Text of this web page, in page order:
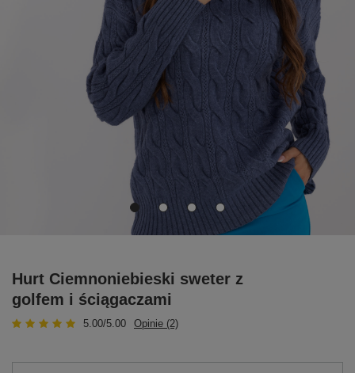
Hurt Ciemnoniebieski sweter z
golfem i ściągaczami
5.00/5.00 Opinie (2)